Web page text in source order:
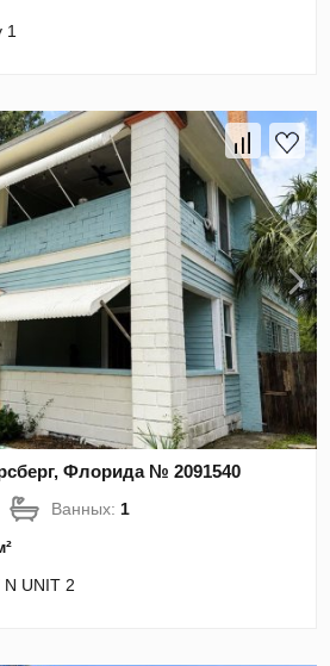
1
Флорида № 2091540
Ванных: 1
UNIT 2